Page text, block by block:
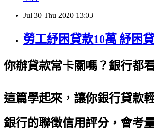
Jul 30 Thu 2020 13:03
勞工紓困貸款10萬 紓困
你辦貸款常卡關嗎？銀行都
這篇學起來，讓你銀行貸款
銀行的聯徵信用評分，會考